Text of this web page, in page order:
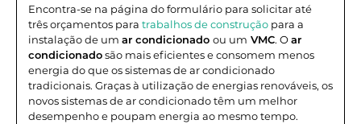
Encontra-se na página do formulário para solicitar até
três orçamentos para trabalhos de construção para a
instalação de um ar condicionado ou um VMC. Oar
condicionadosão mais eficientes e consomem menos
energia do que os sistemas de ar condicionado
tradicionais. Graças à utilização de energias renováveis, os
novos sistemas de ar condicionado têm um melhor
desempenho e poupam energia ao mesmo tempo.